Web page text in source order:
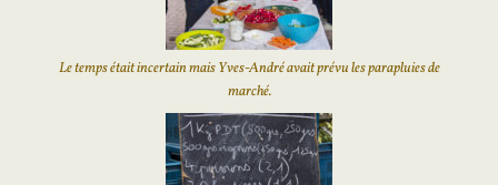
Le temps était incertain mais Yves-André avait prévu les parapluies de
marché.